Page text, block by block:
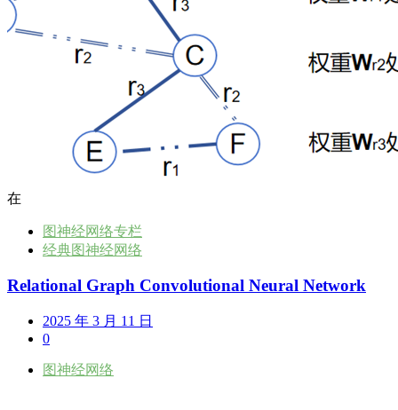
在
图神经网络专栏
经典图神经网络
Relational Graph Convolutional Neural Network
2025 年 3 月 11 日
0
图神经网络